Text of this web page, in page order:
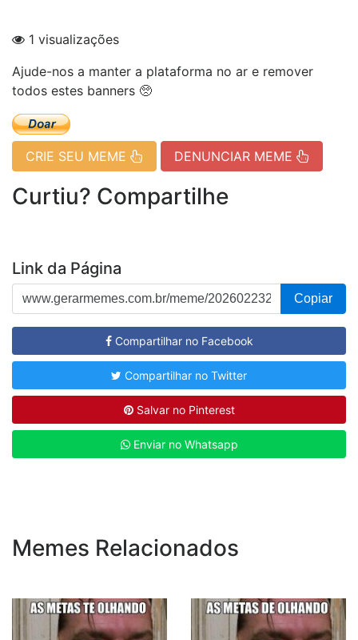
1 visualizações
Ajude-nos a manter a plataforma no ar e remover
todos estes banners 🥺
CRIE SEU MEME DENUNCIAR MEME
Curtiu? Compartilhe
Link da Página
Copiar
Compartilhar no Facebook
Compartilhar no Twitter
Salvar no Pinterest
Enviar no Whatsapp
Memes Relacionados